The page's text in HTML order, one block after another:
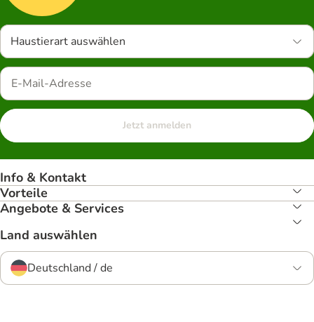
Haustierart auswählen
Jetzt anmelden
Info & Kontakt
Vorteile
Angebote & Services
Land auswählen
Deutschland / de